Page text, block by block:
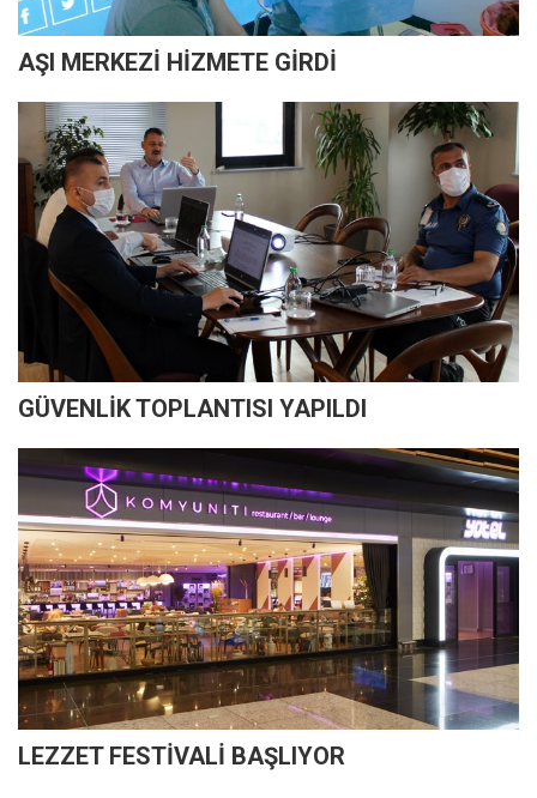
AŞI MERKEZİ HİZMETE GİRDİ
GÜVENLİK TOPLANTISI YAPILDI
LEZZET FESTİVALİ BAŞLIYOR